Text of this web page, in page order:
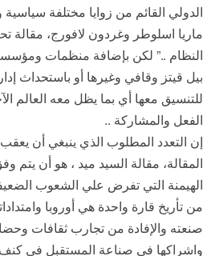
الدولي القائم من زوايا مختلفة
ماريا اسلوطر وغردون لافورج، مقالة
النظام ..” لكن بإضافة منظمات
بيل قيتز وقافي وغيرها أو باستحداث
للتنسيق معها أي بما يظل معه العالم
الفعل والمشاركة ..
إن التعدد المطلوب الذي ينبغي أن
المقالة، مقالة السيد ميد ، هو أن يتم
الهيمنة التي تفرض علي الشعوب
من تأريخ قارة واحدة هي أوروبا
صنعته والإفادة من تجارب ثقافات
واشراكها في صناعة المستقبل في كنف